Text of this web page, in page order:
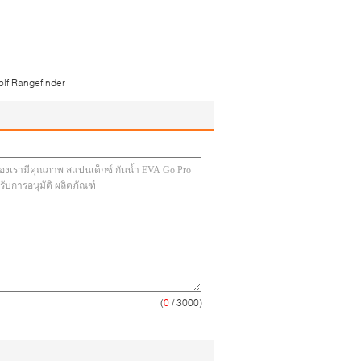
Rangefinder
(0 / 3000)